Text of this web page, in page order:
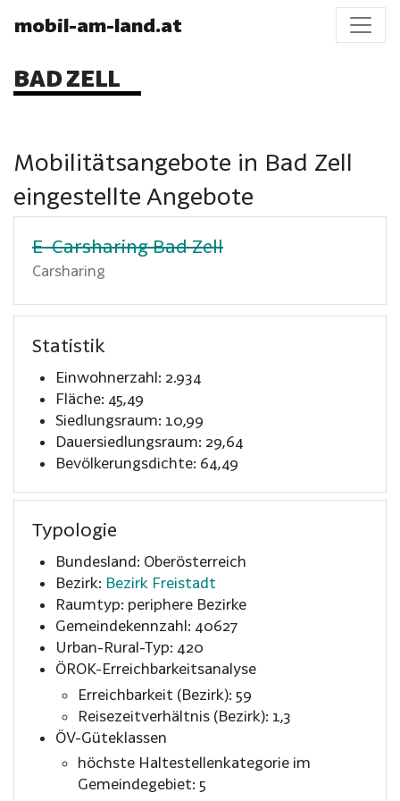
mobil-am-land.at
BAD ZELL
Mobilitätsangebote in Bad Zell
eingestellte Angebote
E-Carsharing Bad Zell
Carsharing
Statistik
Einwohnerzahl: 2.934
Fläche: 45,49
Siedlungsraum: 10,99
Dauersiedlungsraum: 29,64
Bevölkerungsdichte: 64,49
Typologie
Bundesland: Oberösterreich
Bezirk: Bezirk Freistadt
Raumtyp: periphere Bezirke
Gemeindekennzahl: 40627
Urban-Rural-Typ: 420
ÖROK-Erreichbarkeitsanalyse
Erreichbarkeit (Bezirk): 59
Reisezeitverhältnis (Bezirk): 1,3
ÖV-Güteklassen
höchste Haltestellenkategorie im
Gemeindegebiet: 5